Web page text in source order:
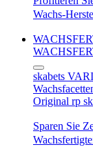
Wachs-
skabets
Original rp
Sparen Sie